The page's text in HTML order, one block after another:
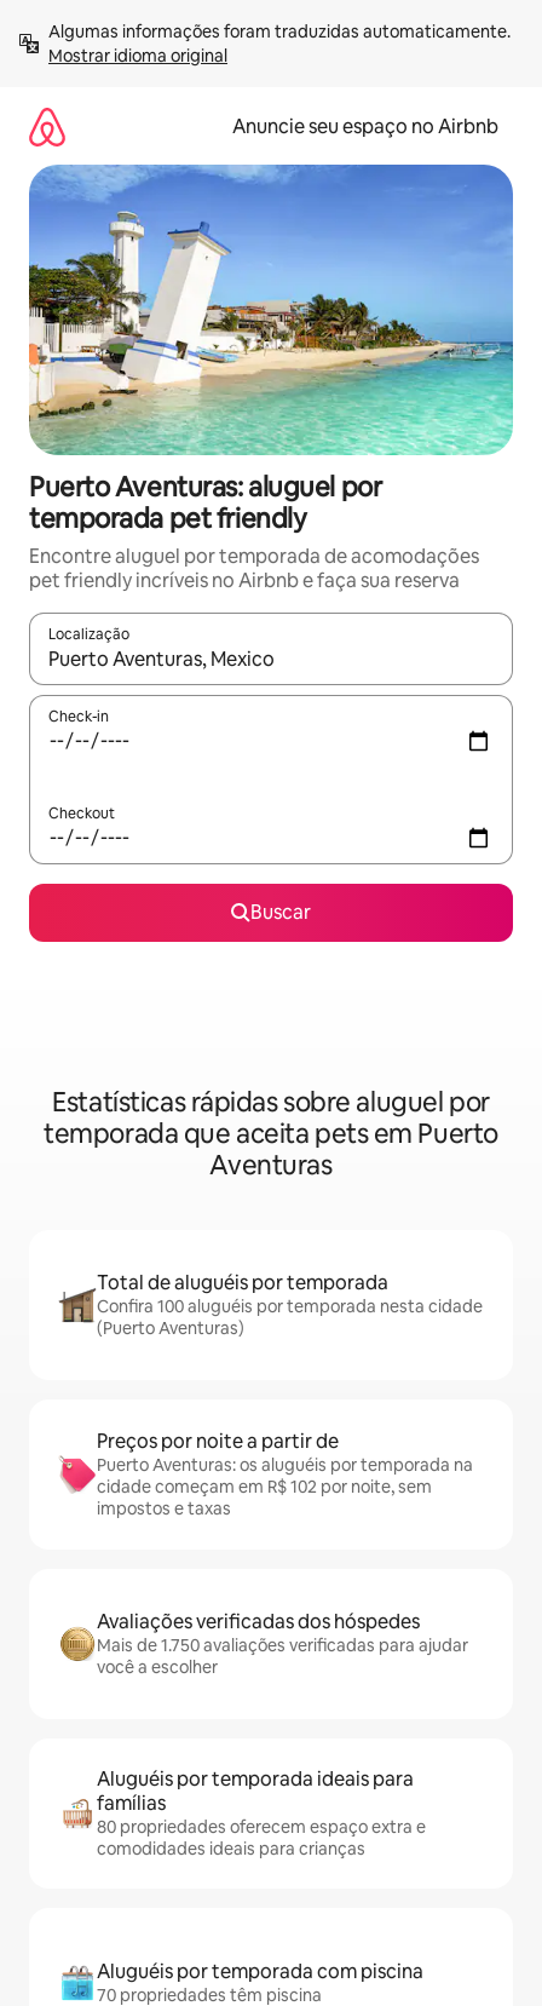
para
Mostrar idioma original
Anuncie seu espaço no Airbnb
Puerto Aventuras: aluguel por
temporada pet friendly
Encontre aluguel por temporada de acomodações
pet friendly incríveis no Airbnb e faça sua reserva
Localização
Quando os resultados estiverem disponíveis, explore-os
Check-in
Checkout
Buscar
Estatísticas rápidas sobre aluguel por
temporada que aceita pets em Puerto
Aventuras
Total de aluguéis por temporada
Confira 100 aluguéis por temporada nesta cidade
(Puerto Aventuras)
Preços por noite a partir de
Puerto Aventuras: os aluguéis por temporada na
cidade começam em R$ 102 por noite, sem
impostos e taxas
Avaliações verificadas dos hóspedes
Mais de 1.750 avaliações verificadas para ajudar
você a escolher
Aluguéis por temporada ideais para
famílias
80 propriedades oferecem espaço extra e
comodidades ideais para crianças
Aluguéis por temporada com piscina
70 propriedades têm piscina